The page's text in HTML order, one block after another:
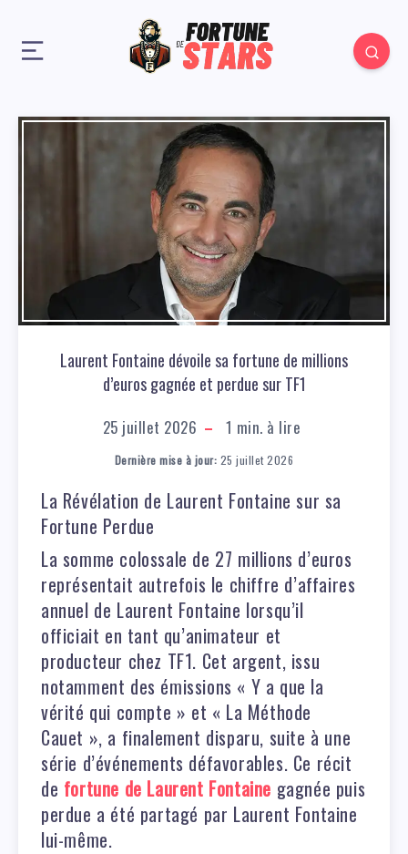
Laurent Fontaine dévoile sa fortune de millions
d’euros gagnée et perdue sur TF1
25 juillet 2026 1 min. à lire
Dernière mise à jour: 25 juillet 2026
La Révélation de Laurent Fontaine sur sa
Fortune Perdue
La somme colossale de 27 millions d’euros
représentait autrefois le chiffre d’affaires
annuel de Laurent Fontaine lorsqu’il
officiait en tant qu’animateur et
producteur chez TF1. Cet argent, issu
notamment des émissions « Y a que la
vérité qui compte » et « La Méthode
Cauet », a finalement disparu, suite à une
série d’événements défavorables. Ce récit
de fortune de Laurent Fontaine gagnée puis
perdue a été partagé par Laurent Fontaine
lui-même.